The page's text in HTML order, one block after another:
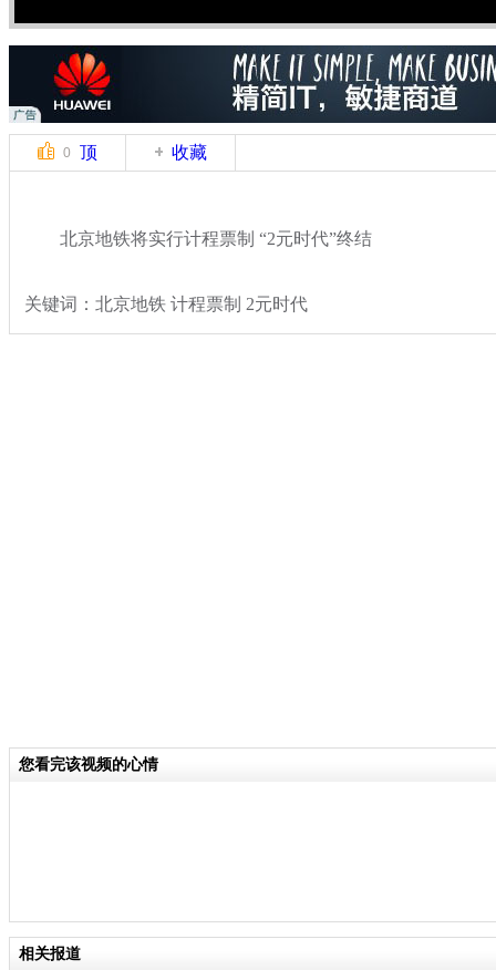
0 顶 收藏
北京地铁将实行计程票制 “2元时代”终结
关键词：北京地铁 计程票制 2元时代
您看完该视频的心情
相关报道